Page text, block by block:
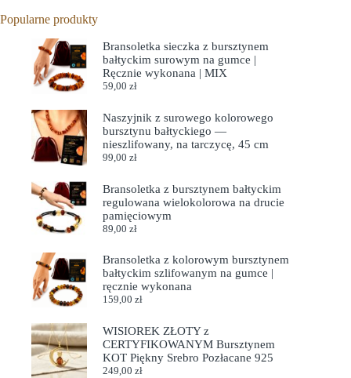
Popularne produkty
Bransoletka sieczka z bursztynem
bałtyckim surowym na gumce |
Ręcznie wykonana | MIX
59,00 zł
Naszyjnik z surowego kolorowego
bursztynu bałtyckiego —
nieszlifowany, na tarczycę, 45 cm
99,00 zł
Bransoletka z bursztynem bałtyckim
regulowana wielokolorowa na drucie
pamięciowym
89,00 zł
Bransoletka z kolorowym bursztynem
bałtyckim szlifowanym na gumce |
ręcznie wykonana
159,00 zł
WISIOREK ZŁOTY z
CERTYFIKOWANYM Bursztynem
KOT Piękny Srebro Pozłacane 925
249,00 zł